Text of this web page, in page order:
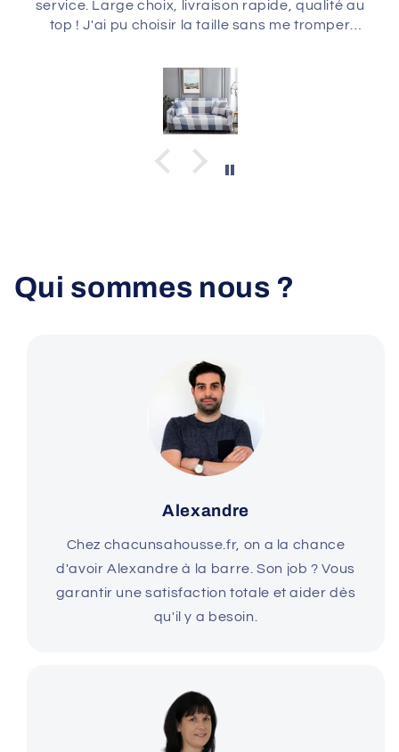
service. Large choix, livraison rapide, qualité au
top ! J'ai pu choisir la taille sans me tromper
Mes canapés sont comme neufs. Un grand
merci à toute l'équipe !
Qui sommes nous ?
Alexandre
Chez chacunsahousse.fr, on a la chance
d'avoir Alexandre à la barre. Son job ? Vous
garantir une satisfaction totale et aider dès
qu'il y a besoin.